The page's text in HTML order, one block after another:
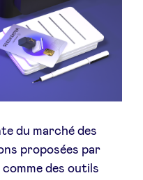
du marché des
proposées par
des outils